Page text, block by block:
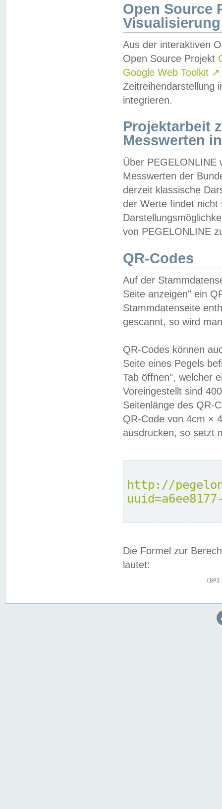
Open Source
Visualisierung
Aus der interaktiven
Open Source Projekt
Google Web Toolkit ↗
Zeitreihendarstellung
integrieren.
Projektarbeit
Messwerten
Über PEGELONLINE
Messwerten der
derzeit klassische
der Werte findet
von PEGELONLINE
QR-Codes
Auf der
Seite anzeigen" ein
Stammdatenseite
gescannt, so wird
QR-Codes können
Seite eines Pegels
Tab öffnen", welcher
Voreingestellt sind
Seitenlänge des QR-
QR-Code von 4cm ×
ausdrucken, so setzt
http://
Die Formel zur
lautet: